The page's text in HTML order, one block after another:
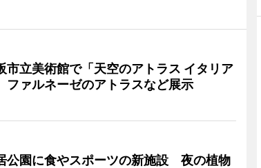
市立美術館で「天空のアトラス イタリア
ァルネーゼのアトラスなど展示
公園に食やスポーツの新施設 夜の植物